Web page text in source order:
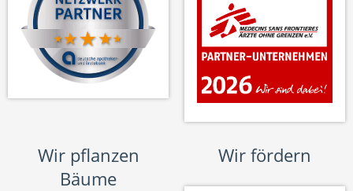
Wir pflanzen
Bäume
Wir fördern